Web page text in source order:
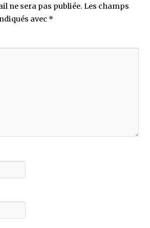
ne sera pas publiée. Les champs
avec *